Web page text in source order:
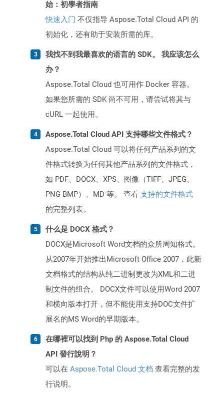
始：初學者指南
快速入门 不仅指导 Aspose.Total Cloud API 的
初始化，还有助于安装所需的库。
我找不到我最喜欢的语言的 SDK。 我应该怎么
办？
Aspose.Total Cloud 也可用作 Docker 容器。
如果您所需的 SDK 尚不可用，请尝试将其与
cURL 一起使用。
Aspose.Total Cloud API 支持哪些文件格式？
Aspose.Total Cloud 可以将任何产品系列的文
件格式转换为任何其他产品系列的文件格式，
如 PDF、DOCX、XPS、图像（TIFF、JPEG、
PNG BMP）、MD 等。 查看 支持的文件格式
的完整列表。
什么是 DOCX 格式？
DOCX是Microsoft Word文档的众所周知格式。
从2007年开始推出Microsoft Office 2007，此新
文档格式的结构从纯二进制更改为XML和二进
制文件的组合。 DOCX文件可以使用Word 2007
和横向版本打开，但不能使用支持DOC文件扩
展名的MS Word的早期版本。
在哪裡可以找到 Php 的 Aspose.Total Cloud
API 發行說明？
可以在 Aspose.Total Cloud 文档 查看完整的发
行说明。